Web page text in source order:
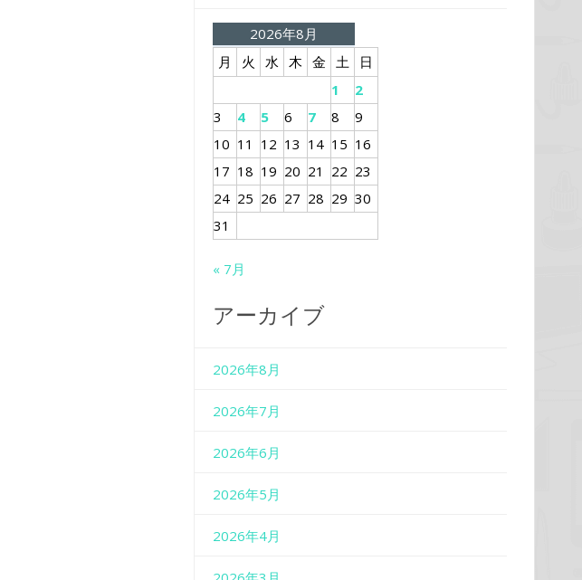
2026年8月
月
火 水 木 金 土
日
1
2
3
4 5 6 7 8
9
10 11 12 13 14 15 16
17 18 19 20 21 22 23
24 25 26 27 28 29 30
31
« 7月
アーカイブ
2026年8月
2026年7月
2026年6月
2026年5月
2026年4月